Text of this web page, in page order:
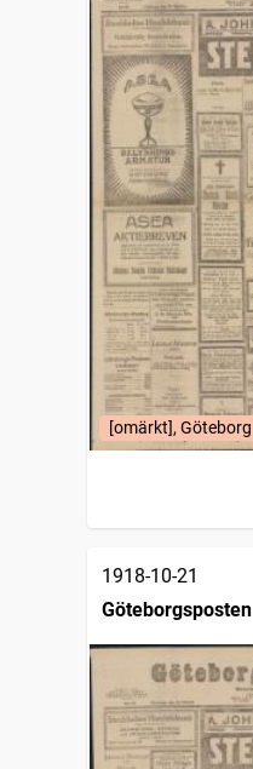
[omärkt], Göteborg
1918-10-21
Göteborgsposten